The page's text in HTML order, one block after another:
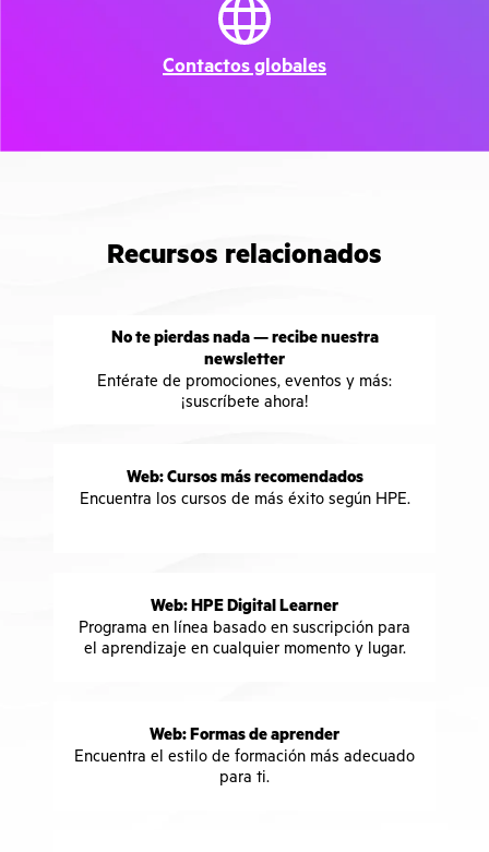
Contactos globales
Recursos relacionados
No te pierdas nada — recibe nuestra
newsletter
Entérate de promociones, eventos y más:
¡suscríbete ahora!
Web: Cursos más recomendados
Encuentra los cursos de más éxito según HPE.
Web: HPE Digital Learner
Programa en línea basado en suscripción para
el aprendizaje en cualquier momento y lugar.
Web: Formas de aprender
Encuentra el estilo de formación más adecuado
para ti.